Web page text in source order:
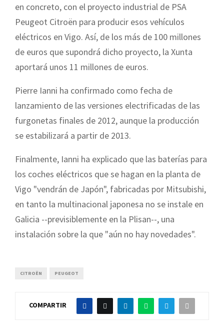
en concreto, con el proyecto industrial de PSA
Peugeot Citroën para producir esos vehículos
eléctricos en Vigo. Así, de los más de 100 millones
de euros que supondrá dicho proyecto, la Xunta
aportará unos 11 millones de euros.
Pierre Ianni ha confirmado como fecha de
lanzamiento de las versiones electrificadas de las
furgonetas finales de 2012, aunque la producción
se estabilizará a partir de 2013.
Finalmente, Ianni ha explicado que las baterías para
los coches eléctricos que se hagan en la planta de
Vigo "vendrán de Japón", fabricadas por Mitsubishi,
en tanto la multinacional japonesa no se instale en
Galicia --previsiblemente en la Plisan--, una
instalación sobre la que "aún no hay novedades".
CITROËN PEUGEOT
COMPARTIR